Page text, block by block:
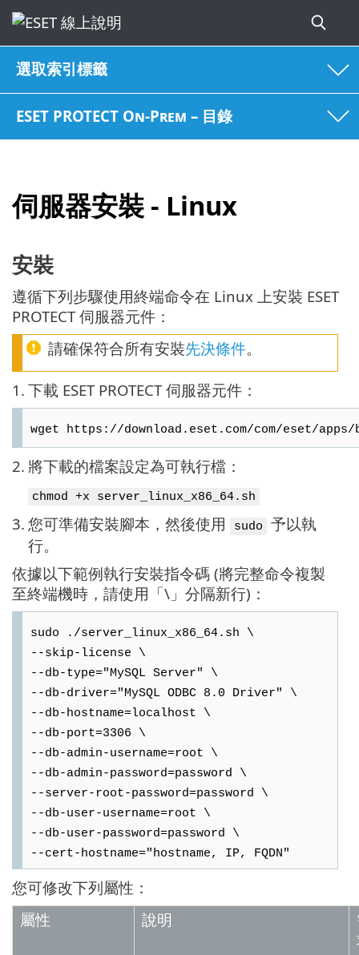
選取索引標籤
ESET PROTECT On-Prem – 目錄
伺服器安裝 - Linux
安裝
遵循下列步驟使用終端命令在 Linux 上安裝 ESET
PROTECT 伺服器元件：
請確保符合所有安裝先決條件。
1. 下載 ESET PROTECT 伺服器元件：
wget https://download.eset.com/com/eset/
2. 將下載的檔案設定為可執行檔：
chmod +x server_linux_x86_64.sh
3. 您可準備安裝腳本，然後使用 sudo
予以執
行。
依據以下範例執行安裝指令碼 (將完整命令複製
至終端機時，請使用「\」分隔新行)：
sudo ./server_linux_x86_64.sh \
--skip-license \
--db-type="MySQL Server" \
--db-driver="MySQL ODBC 8.0 Driver" \
--db-hostname=localhost \
--db-port=3306 \
--db-admin-username=root \
--db-admin-password=password \
--server-root-password=password \
--db-user-username=root \
--db-user-password=password \
--cert-hostname="hostname, IP, FQDN"
您可修改下列屬性：
屬性
說明